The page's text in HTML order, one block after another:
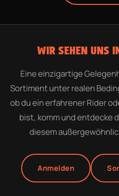
WIR SEHEN UNS
Eine einzigartige
Sortiment unter realen
ob du ein erfahrener Rider
bist, komm und entdecke
diesem
Anmelden